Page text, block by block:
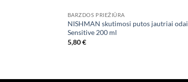
BARZDOS PRIEŽIŪRA
NISHMAN skutimosi putos jautriai odai
Sensitive 200 ml
5,80€